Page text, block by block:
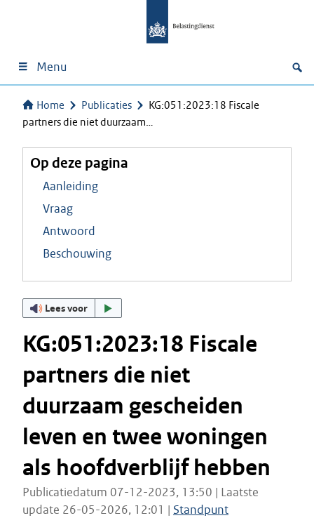
Menu
Home Publicaties
KG:051:2023:18 Fiscale
partners die niet duurzaam…
Op deze pagina
Aanleiding
Vraag
Antwoord
Beschouwing
Lees voor
KG:051:2023:18 Fiscale
partners die niet
duurzaam gescheiden
leven en twee woningen
als hoofdverblijf hebben
Publicatiedatum 07-12-2023, 13:50 | Laatste
update 26-05-2026, 12:01 | Standpunt